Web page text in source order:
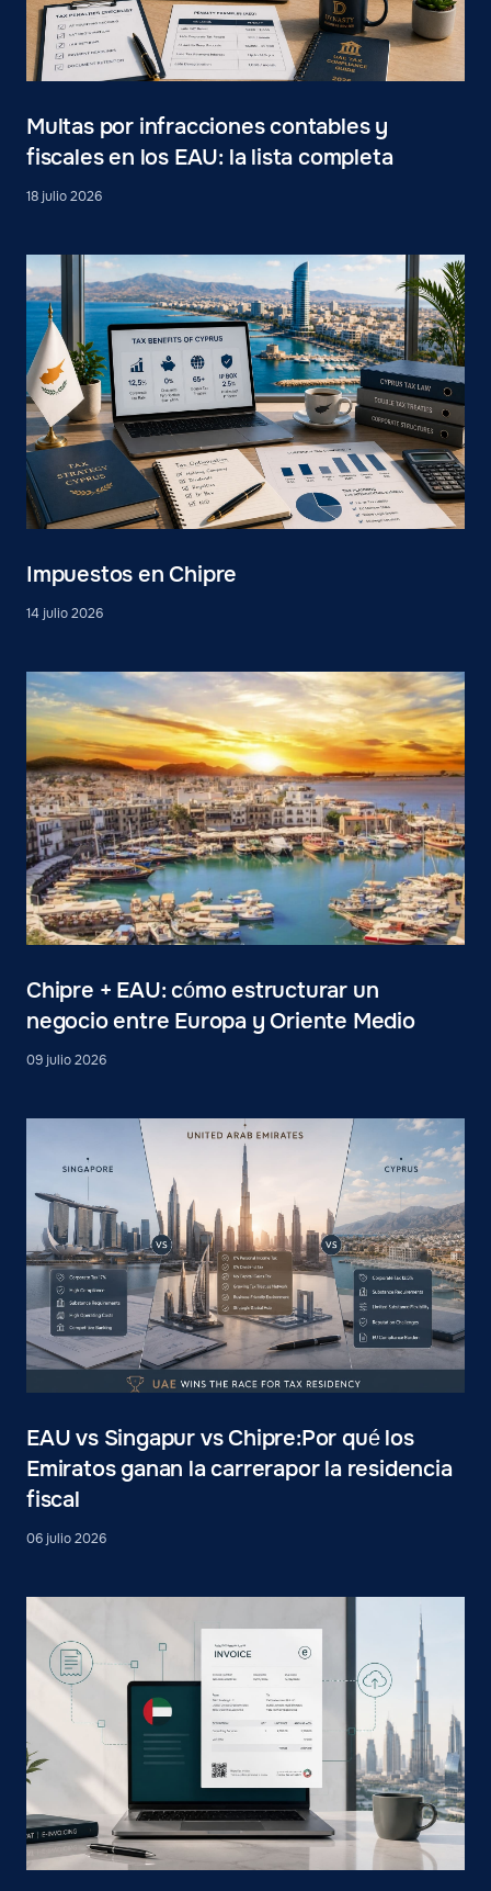
Multas por infracciones contables y
fiscales en los EAU: la lista completa
18 julio 2026
Impuestos en Chipre
14 julio 2026
Chipre + EAU: cómo estructurar un
negocio entre Europa y Oriente Medio
09 julio 2026
EAU vs Singapur vs Chipre:Por qué los
Emiratos ganan la carrerapor la residencia
fiscal
06 julio 2026